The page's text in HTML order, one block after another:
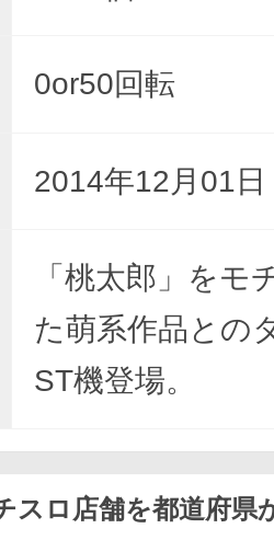
0or50回転
2014年12月01日
「桃太郎」をモ
た萌系作品との
ST機登場。
スロ店舗を都道府県